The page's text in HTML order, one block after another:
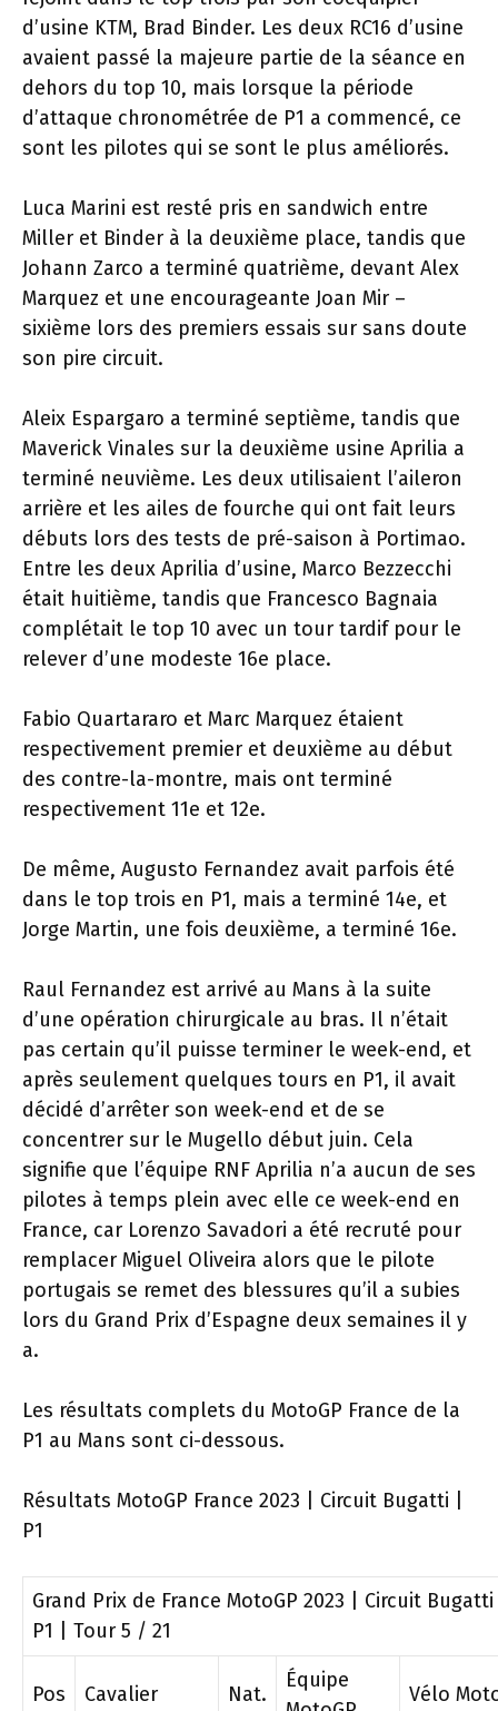
d’usine KTM, Brad Binder. Les deux RC16 d’usine
avaient passé la majeure partie de la séance en
dehors du top 10, mais lorsque la période
d’attaque chronométrée de P1 a commencé, ce
sont les pilotes qui se sont le plus améliorés.
Luca Marini est resté pris en sandwich entre
Miller et Binder à la deuxième place, tandis que
Johann Zarco a terminé quatrième, devant Alex
Marquez et une encourageante Joan Mir –
sixième lors des premiers essais sur sans doute
son pire circuit.
Aleix Espargaro a terminé septième, tandis que
Maverick Vinales sur la deuxième usine Aprilia a
terminé neuvième. Les deux utilisaient l’aileron
arrière et les ailes de fourche qui ont fait leurs
débuts lors des tests de pré-saison à Portimao.
Entre les deux Aprilia d’usine, Marco Bezzecchi
était huitième, tandis que Francesco Bagnaia
complétait le top 10 avec un tour tardif pour le
relever d’une modeste 16e place.
Fabio Quartararo et Marc Marquez étaient
respectivement premier et deuxième au début
des contre-la-montre, mais ont terminé
respectivement 11e et 12e.
De même, Augusto Fernandez avait parfois été
dans le top trois en P1, mais a terminé 14e, et
Jorge Martin, une fois deuxième, a terminé 16e.
Raul Fernandez est arrivé au Mans à la suite
d’une opération chirurgicale au bras. Il n’était
pas certain qu’il puisse terminer le week-end, et
après seulement quelques tours en P1, il avait
décidé d’arrêter son week-end et de se
concentrer sur le Mugello début juin. Cela
signifie que l’équipe RNF Aprilia n’a aucun de ses
pilotes à temps plein avec elle ce week-end en
France, car Lorenzo Savadori a été recruté pour
remplacer Miguel Oliveira alors que le pilote
portugais se remet des blessures qu’il a subies
lors du Grand Prix d’Espagne deux semaines il y
a.
Les résultats complets du MotoGP France de la
P1 au Mans sont ci-dessous.
Résultats MotoGP France 2023 | Circuit Bugatti |
P1
Grand Prix de France MotoGP 2023 | Circuit
P1 | Tour 5 / 21
Pos Cavalier Nat.
Équipe
Vélo